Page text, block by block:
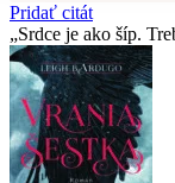
Pridať citát
Srdce je ako šíp.